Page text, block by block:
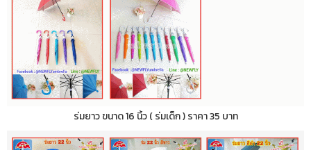
ร่มยาว ขนาด 16 นิ้ว ( ร่มเด็ก ) ราคา 35 บาท